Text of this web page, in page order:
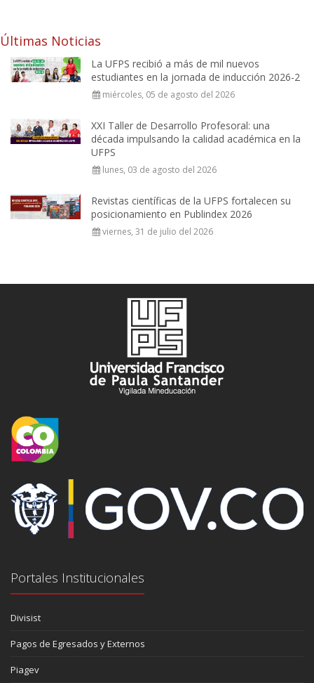
Últimas Noticias
La UFPS recibió a más de mil nuevos
estudiantes en la jornada de inducción 2026-2
miércoles, 05 de agosto del 2026
XXI Taller de Desarrollo Profesoral: una
década impulsando la calidad académica en la
UFPS
lunes, 03 de agosto del 2026
Revistas científicas de la UFPS fortalecen su
posicionamiento en Publindex 2026
viernes, 31 de julio del 2026
Portales Institucionales
Divisist
Pagos de Egresados y Externos
Piagev